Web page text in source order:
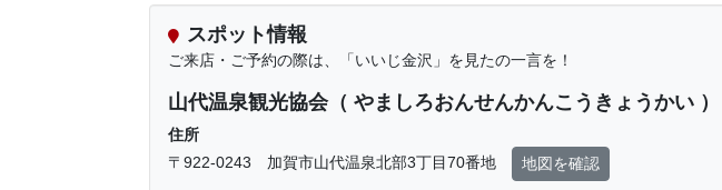
スポット情報
ご来店・ご予約の際は、「いいじ金沢」を見たの一言を！
山代温泉観光協会（ やましろおんせんかんこうきょうかい ）
住所
〒922-0243 加賀市山代温泉北部3丁目70番地
地図を確認